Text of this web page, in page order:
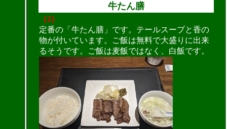
牛たん膳
（2）
定番の「牛たん膳」です。テールスープと香の
物が付いています。ご飯は無料で大盛りに出来
るそうです。ご飯は麦飯ではなく、白飯です。